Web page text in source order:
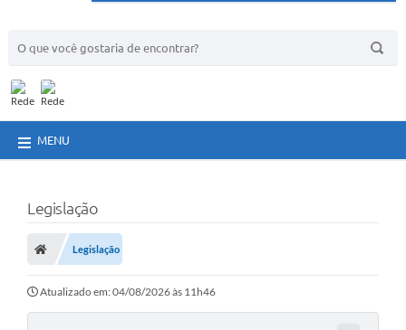
MENU
Legislação
Legislação
Atualizado em: 04/08/2026 às 11h46